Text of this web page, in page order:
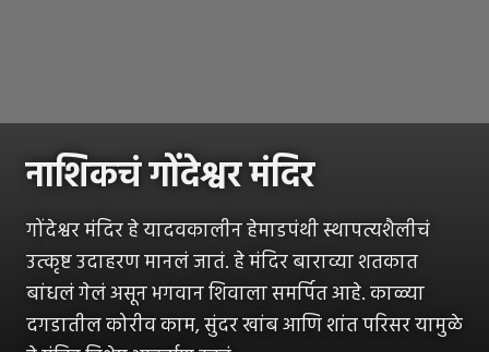
नाशिकचं गोंदेश्वर मंदिर
गोंदेश्वर मंदिर हे यादवकालीन हेमाडपंथी स्थापत्यशैलीचं
उत्कृष्ट उदाहरण मानलं जातं. हे मंदिर बाराव्या शतकात
बांधलं गेलं असून भगवान शिवाला समर्पित आहे. काळ्या
दगडातील कोरीव काम, सुंदर खांब आणि शांत परिसर यामुळे